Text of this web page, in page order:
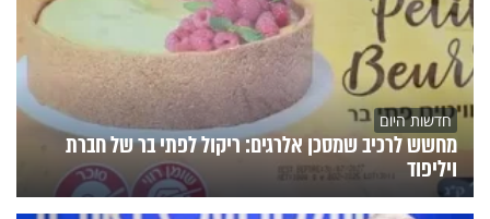
חדשות היום
מחשש לרכיב שמסכן אלרגים: ריקול לפתי בר של חברת
ויליפוד